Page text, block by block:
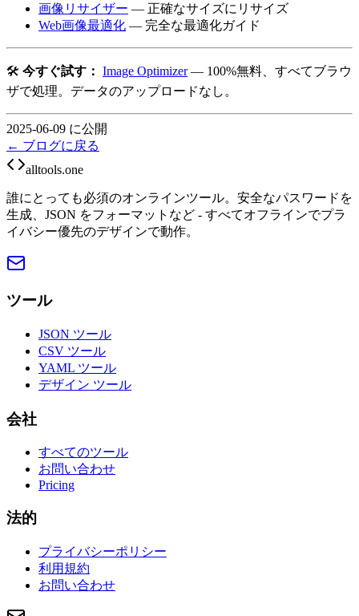
画像リサイザー — 正確なサイズにリサイズ
Web画像最適化 — 完全な最適化ガイド
🛠️ 今すぐ試す： Image Optimizer— 100%無料、すべてブラウ
ザで処理。データのアップロードなし。
2025-06-09 に公開
← ブログに戻る
alltools.one
誰にとっても必須のオンラインツール。安全なパスワードを
生成、JSON をフォーマットなど - すべてオフラインでプラ
イバシー優先のデザインで動作。
ツール
JSON ツール
CSV ツール
YAML ツール
デザイン ツール
会社
すべてのツール
お問い合わせ
Pricing
法的
プライバシーポリシー
利用規約
お問い合わせ